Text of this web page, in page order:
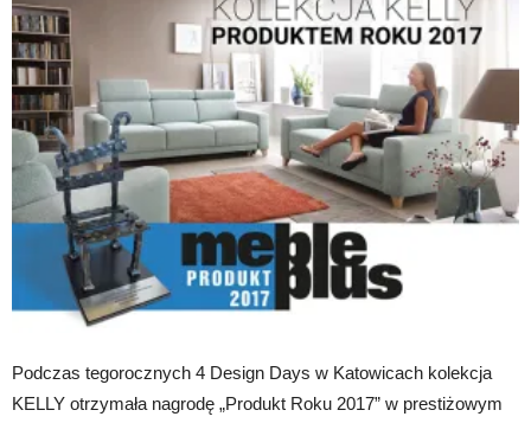
Podczas tegorocznych 4 Design Days w Katowicach kolekcja
KELLY otrzymała nagrodę „Produkt Roku 2017” w prestiżowym